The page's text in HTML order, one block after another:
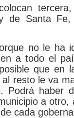
de Santa
no le ha
a todo el
que en
resto le va
Podrá haber
a otro,
cada